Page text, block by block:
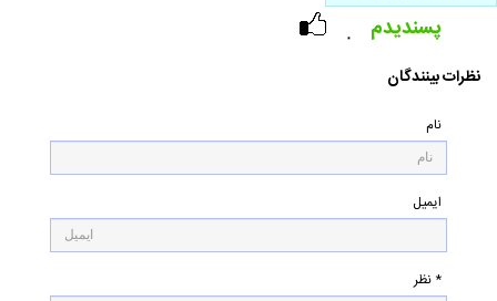
۰ پسندیدم
نظرات بینندگان
نام
ایمیل
* نظر